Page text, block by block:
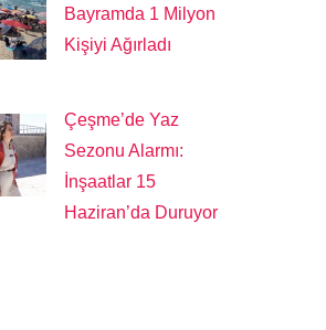
Bayramda 1 Milyon
Kişiyi Ağırladı
Çeşme’de Yaz
Sezonu Alarmı:
İnşaatlar 15
Haziran’da Duruyor